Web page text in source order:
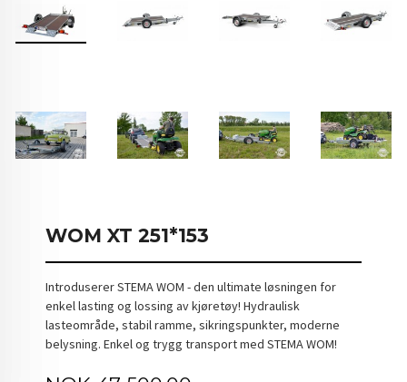
WOM XT 251*153
Introduserer STEMA WOM - den ultimate løsningen for
enkel lasting og lossing av kjøretøy! Hydraulisk
lasteområde, stabil ramme, sikringspunkter, moderne
belysning. Enkel og trygg transport med STEMA WOM!